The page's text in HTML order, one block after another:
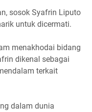
sosok Syafrin Liputo
untuk dicermati.
menakhodai bidang
dikenal sebagai
terkait
dalam dunia